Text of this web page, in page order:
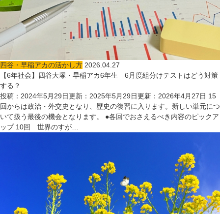
四谷・早稲アカの活かし方 2026.04.27
【6年社会】四谷大塚・早稲アカ6年生 6月度組分けテストはどう対策
する？
投稿：2024年5月29日更新：2025年5月29日更新：2026年4月27日 15
回からは政治・外交史となり、歴史の復習に入ります。新しい単元につ
いて扱う最後の機会となります。 ●各回でおさえるべき内容のピックア
ップ 10回 世界のすが…